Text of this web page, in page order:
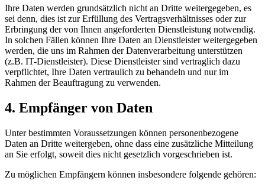
Ihre Daten werden grundsätzlich nicht an Dritte weitergegeben, es
sei denn, dies ist zur Erfüllung des Vertragsverhältnisses oder zur
Erbringung der von Ihnen angeforderten Dienstleistung notwendig.
In solchen Fällen können Ihre Daten an Dienstleister weitergegeben
werden, die uns im Rahmen der Datenverarbeitung unterstützen
(z.B. IT-Dienstleister). Diese Dienstleister sind vertraglich dazu
verpflichtet, Ihre Daten vertraulich zu behandeln und nur im
Rahmen der Beauftragung zu verwenden.
4. Empfänger von Daten
Unter bestimmten Voraussetzungen können personenbezogene
Daten an Dritte weitergeben, ohne dass eine zusätzliche Mitteilung
an Sie erfolgt, soweit dies nicht gesetzlich vorgeschrieben ist.
Zu möglichen Empfängern können insbesondere folgende gehören: